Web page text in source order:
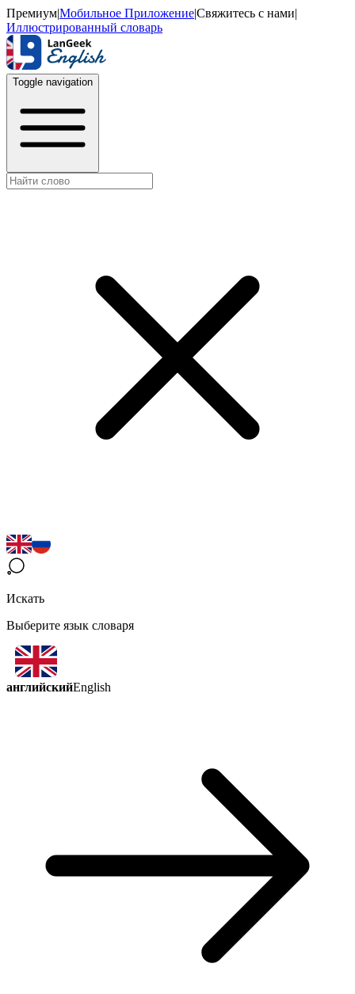
Премиум|Мобильное Приложение|Свяжитесь с нами|
Иллюстрированный словарь
Toggle navigation
Искать
Выберите язык словаря
английскийEnglish